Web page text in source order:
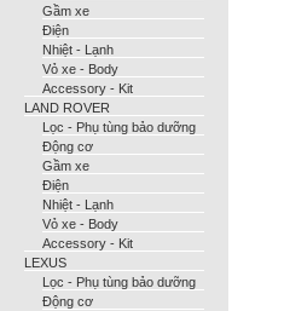
Gầm xe
Điện
Nhiệt - Lạnh
Vỏ xe - Body
Accessory - Kit
LAND ROVER
Lọc - Phụ tùng bảo dưỡng
Động cơ
Gầm xe
Điện
Nhiệt - Lạnh
Vỏ xe - Body
Accessory - Kit
LEXUS
Lọc - Phụ tùng bảo dưỡng
Động cơ